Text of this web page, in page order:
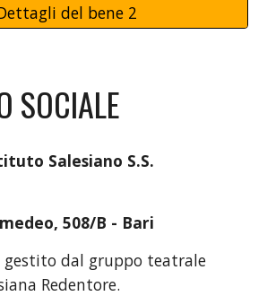
del bene 2
SOCIALE
Salesiano S.S.
508/B - Bari
dal gruppo teatrale
Redentore.